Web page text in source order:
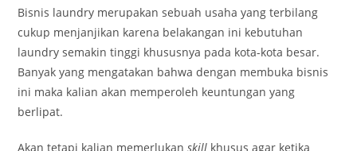
Bisnis laundry merupakan sebuah usaha yang terbilang
cukup menjanjikan karena belakangan ini kebutuhan
laundry semakin tinggi khususnya pada kota-kota besar.
Banyak yang mengatakan bahwa dengan membuka bisnis
ini maka kalian akan memperoleh keuntungan yang
berlipat.
Akan tetapi kalian memerlukanskill khusus agar ketika